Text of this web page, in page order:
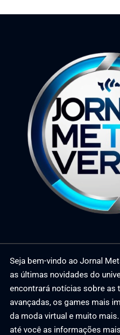
Seja bem-vindo ao Jornal
as últimas novidades do
encontrará notícias sobre as
avançadas, os games mais
da moda virtual e muito
até você as informações